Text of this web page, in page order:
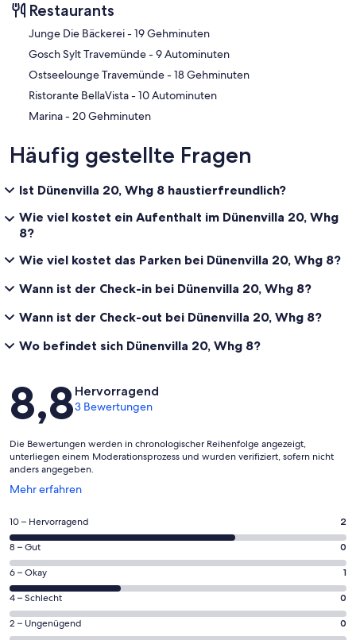
Restaurants
‪Junge Die Bäckerei - ‬19 Gehminuten
‪Gosch Sylt Travemünde - ‬9 Autominuten
‪Ostseelounge Travemünde - ‬18 Gehminuten
‪Ristorante BellaVista - ‬10 Autominuten
‪Marina - ‬20 Gehminuten
Häufig gestellte Fragen
Ist Dünenvilla 20, Whg 8 haustierfreundlich?
Wie viel kostet ein Aufenthalt im Dünenvilla 20, Whg
8?
Wie viel kostet das Parken bei Dünenvilla 20, Whg 8?
Wann ist der Check-in bei Dünenvilla 20, Whg 8?
Wann ist der Check-out bei Dünenvilla 20, Whg 8?
Wo befindet sich Dünenvilla 20, Whg 8?
Bewertungen
8,8Hervorragend
3 Bewertungen
Die Bewertungen werden in chronologischer Reihenfolge angezeigt,
unterliegen einem Moderationsprozess und wurden verifiziert, sofern nicht
anders angegeben.
Mehr erfahren
Wird
einem
neuen
Fenster
geöffnet
2
von
insgesamt
3
Gästebewertungen
haben
eine
10 – Hervorragend 2
0
von
insgesamt
3
Gästebewertungen
haben
8 – Gut 0
1
von
insgesamt
3
6 – Okay 1
0
von
insgesamt
4 – Schlecht 0
0
2 – Ungenügend 0